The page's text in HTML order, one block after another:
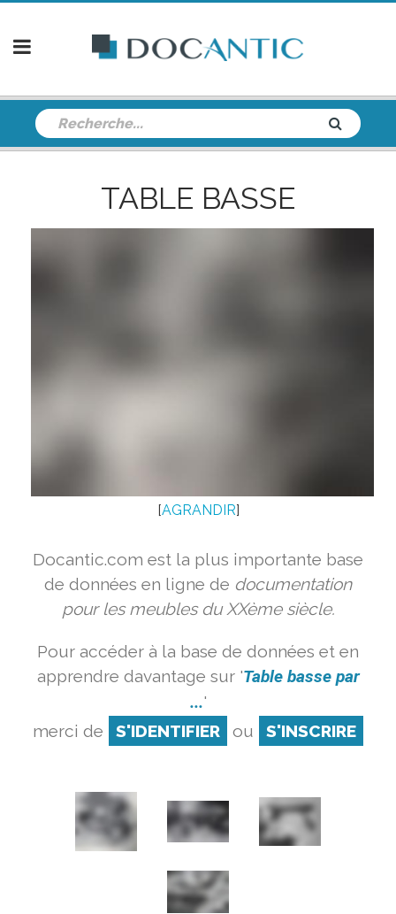
TABLE BASSE
[AGRANDIR]
Docantic.com est la plus importante base
de données en ligne de documentation
pour les meubles du XXème siècle.
Pour accéder à la base de données et en
apprendre davantage sur 'Table basse par
...'
merci de
S'IDENTIFIER ou S'INSCRIRE